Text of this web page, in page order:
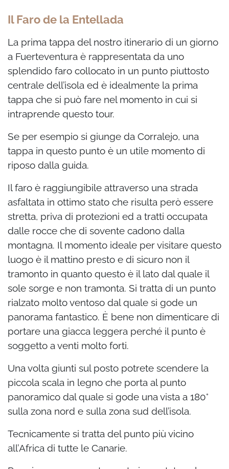
Il Faro de la Entellada
La prima tappa del nostro itinerario di un giorno
a Fuerteventura è rappresentata da uno
splendido faro collocato in un punto piuttosto
centrale dell’isola ed è idealmente la prima
tappa che si può fare nel momento in cui si
intraprende questo tour.
Se per esempio si giunge da Corralejo, una
tappa in questo punto è un utile momento di
riposo dalla guida.
Il faro è raggiungibile attraverso una strada
asfaltata in ottimo stato che risulta però essere
stretta, priva di protezioni ed a tratti occupata
dalle rocce che di sovente cadono dalla
montagna. Il momento ideale per visitare questo
luogo è il mattino presto e di sicuro non il
tramonto in quanto questo è il lato dal quale il
sole sorge e non tramonta. Si tratta di un punto
rialzato molto ventoso dal quale si gode un
panorama fantastico. È bene non dimenticare di
portare una giacca leggera perché il punto è
soggetto a venti molto forti.
Una volta giunti sul posto potrete scendere la
piccola scala in legno che porta al punto
panoramico dal quale si gode una vista a 180°
sulla zona nord e sulla zona sud dell’isola.
Tecnicamente si tratta del punto più vicino
all’Africa di tutte le Canarie.